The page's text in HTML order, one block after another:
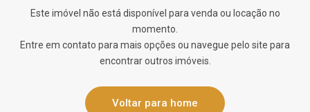
Este imóvel não está disponível para venda ou locação no
momento.
Entre em contato para mais opções ou navegue pelo site para
encontrar outros imóveis.
Voltar para home